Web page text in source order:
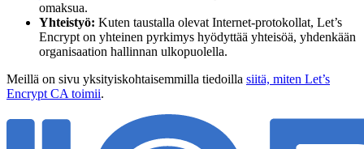
omaksua.
Yhteistyö: Kuten taustalla olevat Internet-protokollat, Let’s
Encrypt on yhteinen pyrkimys hyödyttää yhteisöä, yhdenkään
organisaation hallinnan ulkopuolella.
Meillä on sivu yksityiskohtaisemmilla tiedoilla siitä, miten Let’s
Encrypt CA toimii.